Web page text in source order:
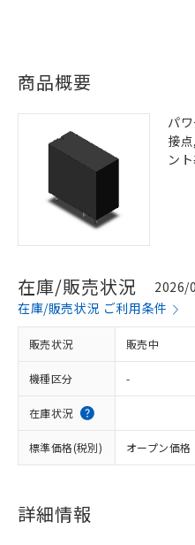
商品概要
パ
接
ン
在庫/販売状況
2026/
在庫/販売状況 ご利用条件
販売状況 販売中
機種区分 -
在庫状況
標準価格(税別) オープン価格
詳細情報